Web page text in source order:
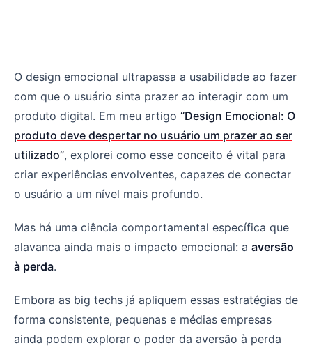
O design emocional ultrapassa a usabilidade ao fazer
com que o usuário sinta prazer ao interagir com um
produto digital. Em meu artigo “Design Emocional: O
produto deve despertar no usuário um prazer ao ser
utilizado”, explorei como esse conceito é vital para
criar experiências envolventes, capazes de conectar
o usuário a um nível mais profundo.
Mas há uma ciência comportamental específica que
alavanca ainda mais o impacto emocional: a aversão
à perda.
Embora as big techs já apliquem essas estratégias de
forma consistente, pequenas e médias empresas
ainda podem explorar o poder da aversão à perda